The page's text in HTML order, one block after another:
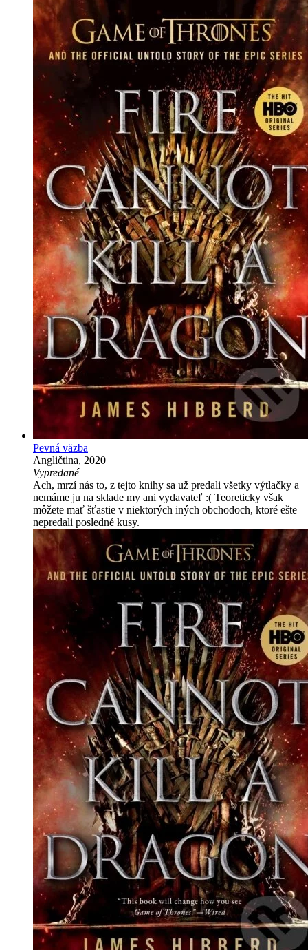
Pevná väzba
Angličtina, 2020
Vypredané
Ach, mrzí nás to, z tejto knihy sa už predali všetky výtlačky a
nemáme ju na sklade my ani vydavateľ :( Teoreticky však
môžete mať šťastie v niektorých iných obchodoch, ktoré ešte
nepredali posledné kusy.